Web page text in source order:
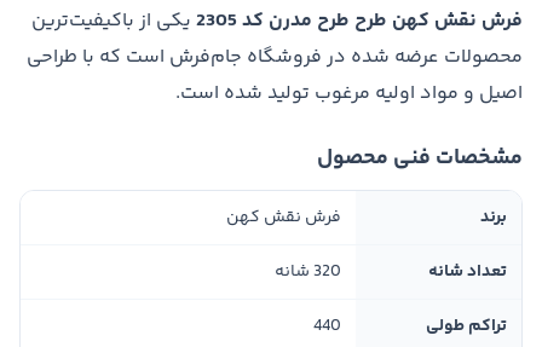
فرش نقش کهن طرح طرح مدرن کد 2305
یکی از باکیفیت‌ترین
محصولات عرضه شده در فروشگاه جام‌فرش است که با طراحی
اصیل و مواد اولیه مرغوب تولید شده است.
مشخصات فنی محصول
برند فرش نقش کهن
تعداد شانه 320 شانه
تراکم طولی 440